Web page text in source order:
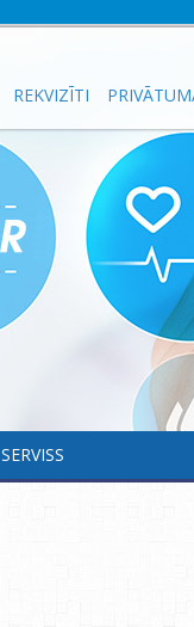
REKVIZĪTI
SERVISS